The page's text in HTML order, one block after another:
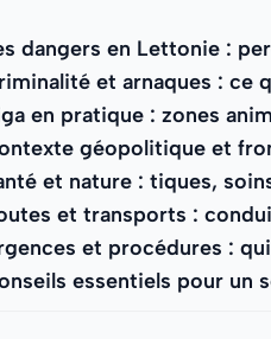
dangers en Lettonie :
et arnaques : ce
en pratique : zones
géopolitique et
et nature : tiques,
et transports :
et procédures :
essentiels pour un